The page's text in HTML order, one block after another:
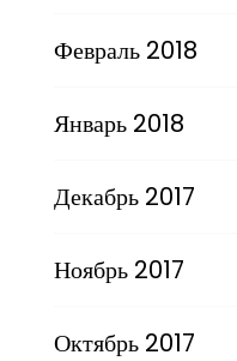
Февраль 2018
Январь 2018
Декабрь 2017
Ноябрь 2017
Октябрь 2017